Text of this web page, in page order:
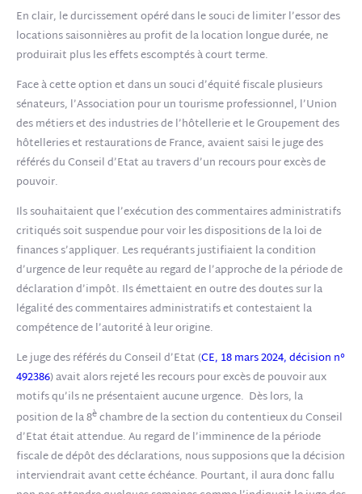
En clair, le durcissement opéré dans le souci de limiter l’essor des
locations saisonnières au profit de la location longue durée, ne
produirait plus les effets escomptés à court terme.
Face à cette option et dans un souci d’équité fiscale plusieurs
sénateurs, l’Association pour un tourisme professionnel, l’Union
des métiers et des industries de l’hôtellerie et le Groupement des
hôtelleries et restaurations de France, avaient saisi le juge des
référés du Conseil d’Etat au travers d’un recours pour excès de
pouvoir.
Ils souhaitaient que l’exécution des commentaires administratifs
critiqués soit suspendue pour voir les dispositions de la loi de
finances s’appliquer. Les requérants justifiaient la condition
d’urgence de leur requête au regard de l’approche de la période de
déclaration d’impôt. Ils émettaient en outre des doutes sur la
légalité des commentaires administratifs et contestaient la
compétence de l’autorité à leur origine.
Le juge des référés du Conseil d’Etat (CE, 18 mars 2024, décision n°
492386) avait alors rejeté les recours pour excès de pouvoir aux
motifs qu’ils ne présentaient aucune urgence. Dès lors, la
position de la 8èchambre de la section du contentieux du Conseil
d’Etat était attendue. Au regard de l’imminence de la période
fiscale de dépôt des déclarations, nous supposions que la décision
interviendrait avant cette échéance. Pourtant, il aura donc fallu